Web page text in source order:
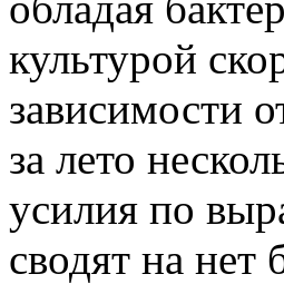
культурой
зависимости
за лето
усилия по
сводят на нет